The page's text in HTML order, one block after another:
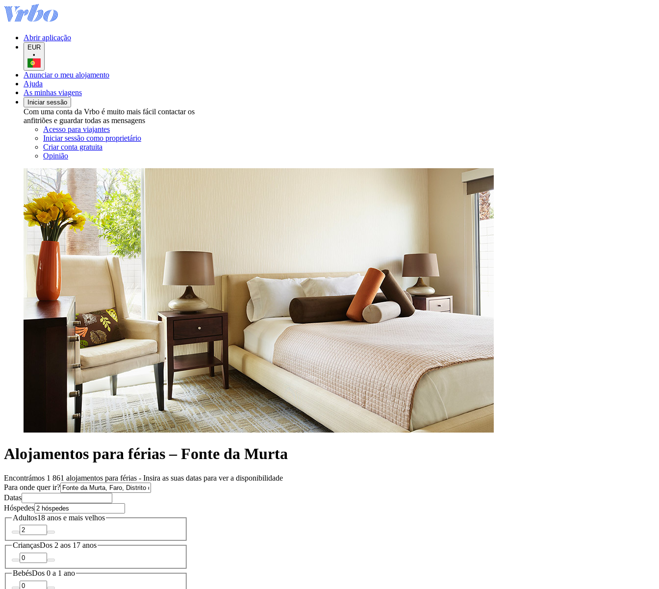
Abrir aplicação
EUR
•
Anunciar o meu alojamento
Ajuda
As minhas viagens
Iniciar sessão
Com uma conta da Vrbo é muito mais fácil contactar os
anfitriões e guardar todas as mensagens
Acesso para viajantes
Iniciar sessão como proprietário
Criar conta gratuita
Opinião
Alojamentos para férias – Fonte da Murta
Encontrámos 1 861 alojamentos para férias - Insira as suas datas para ver a disponibilidade
Para onde quer ir?
Datas
Hóspedes
Adultos18 anos e mais velhos
CriançasDos 2 aos 17 anos
BebésDos 0 a 1 ano